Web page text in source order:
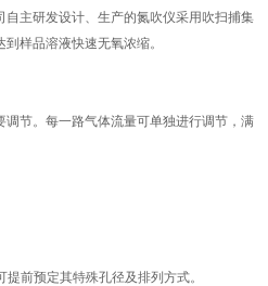
主研发设计、生产的氮吹仪采用吹扫捕集
样品溶液快速无氧浓缩。
节。每一路气体流量可单独进行调节，满
提前预定其特殊孔径及排列方式。